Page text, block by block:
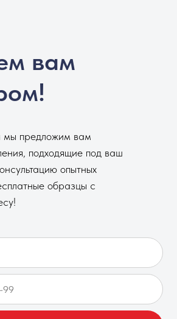
вам
мы предложим вам
подходящие под ваш
опытных
образцы с